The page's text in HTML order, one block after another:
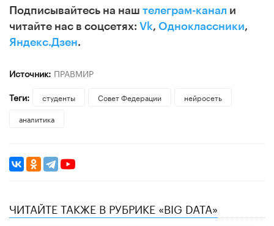
Подписывайтесь на наш телеграм-канал и
читайте нас в соцсетях: Vk, Одноклассники,
Яндекс.Дзен.
Источник: ПРАВМИР
Теги:
студенты Совет Федерации
нейросеть
аналитика
ЧИТАЙТЕ ТАКЖЕ В РУБРИКЕ «BIG DATA»